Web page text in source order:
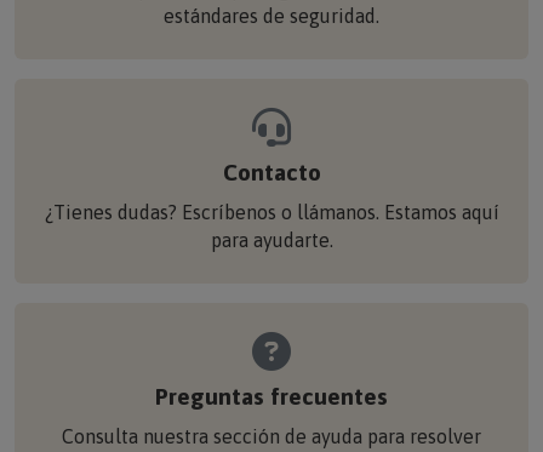
estándares de seguridad.
Contacto
¿Tienes dudas? Escríbenos o llámanos. Estamos aquí
para ayudarte.
Preguntas frecuentes
Consulta nuestra sección de ayuda para resolver